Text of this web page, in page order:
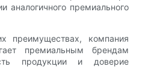
аналогичного премиального
преимуществах, компания
премиальным брендам
продукции и доверие